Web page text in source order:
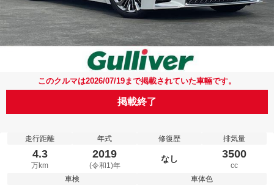
このクルマは2026/07/19まで掲載されていた車輛です。
掲載終了
走行距離
4.3
万km
年式
2019
(令和1)年
修復歴
なし
排気量
3500
cc
車検
車体色